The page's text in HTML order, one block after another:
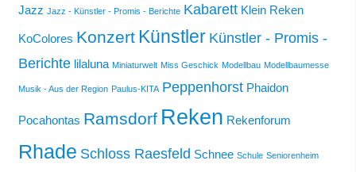
Jazz Jazz - Künstler - Promis - Berichte Kabarett Klein Reken
KoColores Konzert Künstler Künstler - Promis -
Berichte lilaluna Miniaturwelt Miss Geschick Modellbau Modellbaumesse
Musik - Aus der Region Paulus-KITA Peppenhorst Phaidon
Pocahontas Ramsdorf Reken Rekenforum
Rhade Schloss Raesfeld Schnee Schule Seniorenheim